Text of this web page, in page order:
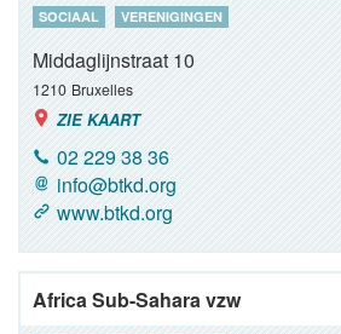
SOCIAAL VERENIGINGEN
Middaglijnstraat 10
1210 Bruxelles
ZIE KAART
02 229 38 36
info@btkd.org
www.btkd.org
Africa Sub-Sahara vzw